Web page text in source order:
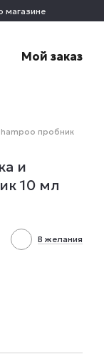
магазине
Мой заказ
пробник
и
10 мл
В желания